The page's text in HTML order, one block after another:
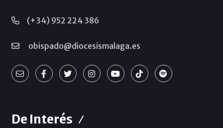
(+34) 952 224 386
obispado@diocesismalaga.es
De Interés